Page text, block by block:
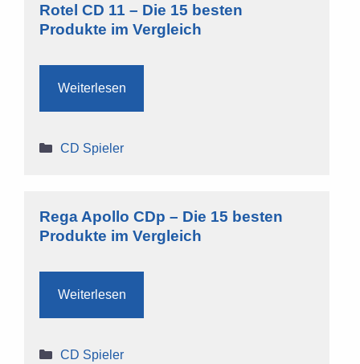
Rotel CD 11 – Die 15 besten
Produkte im Vergleich
Weiterlesen
Kategorien
CD Spieler
Rega Apollo CDp – Die 15 besten
Produkte im Vergleich
Weiterlesen
Kategorien
CD Spieler